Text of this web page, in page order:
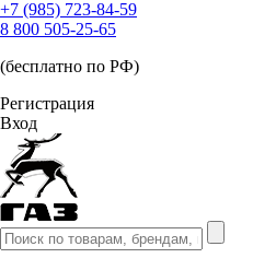
+7 (985) 723-84-59
8 800 505-25-65
(бесплатно по РФ)
Регистрация
Вход